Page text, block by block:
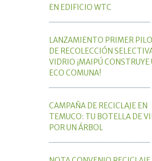
EN EDIFICIO WTC
LANZAMIENTO PRIMER
DE RECOLECCIÓN
VIDRIO ¡MAIPÚ CONSTRUYE
ECO COMUNA!
CAMPAÑA DE RECICLAJE EN
TEMUCO: TU BOTELLA DE
POR UN ÁRBOL